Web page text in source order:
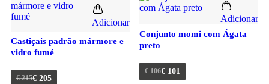
Adicionar
Castiçais padrão mármore e
vidro fumé
€215€ 205
Adicionar
Conjunto momi com Ágata
preto
€106€ 101